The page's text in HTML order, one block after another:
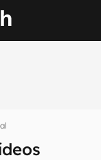
primeira